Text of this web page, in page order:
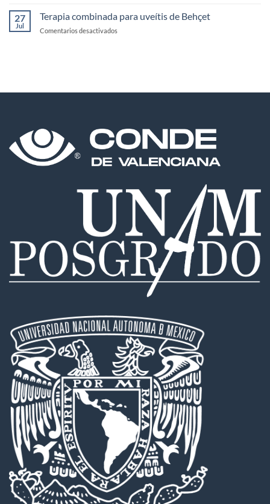
en
Behçet
27
Jul
Terapia combinada para uveítis de Behçet
Comentarios desactivados
Behçet